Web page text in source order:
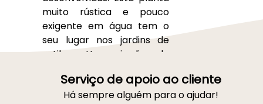
muito rústica e pouco
exigente em água tem o
seu lugar nos jardins de
estilo cottage, jardins de
jardins secos ou de rocha,
onde acompanha a
Serviço de apoio ao cliente
Há sempre alguém para o ajudar!